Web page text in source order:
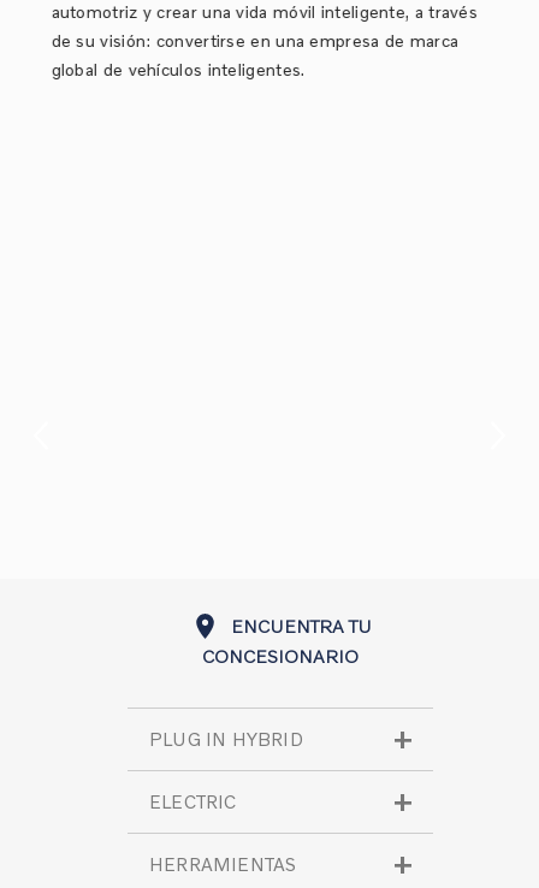
automotriz y crear una vida móvil inteligente, a través
de su visión: convertirse en una empresa de marca
global de vehículos inteligentes.
ENCUENTRA TU
CONCESIONARIO
PLUG IN HYBRID
XC60 Plug-In Hybrid
XC90 Plug-In Hybrid
ELECTRIC
EC40 Pure Electric
HERRAMIENTAS